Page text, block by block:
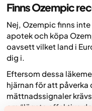
Finns Ozempic
Nej, Ozempic finns
apotek och köpa
oavsett vilket land i
dig i.
Eftersom dessa
hjärnan för att
mättnadssignaler
om “lägsta effektiva